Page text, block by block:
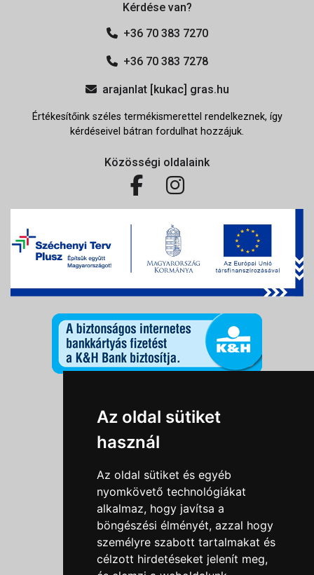
Az oldal sütiket
használ
Az oldal sütiket és egyéb
nyomkövető technológiákat
alkalmaz, hogy javítsa a
böngészési élményét, azzal hogy
személyre szabott tartalmakat és
célzott hirdetéseket jelenít meg,
Kérdése van?
+36 70 383 7270
+36 70 383 7278
arajanlat [kukac] gras.hu
Értékesítőink széles termékismerettel rendelkeznek, így
kérdéseivel bátran fordulhat hozzájuk.
Közösségi oldalaink
Információk
Általános szerződési feltételek
Impresszum
Nyereményjáték szabály
Outlet nap nyereményjáték szabályzat
Süti beállítások
Menü